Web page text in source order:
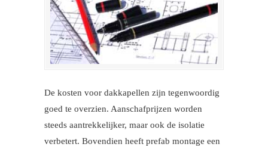
De kosten voor dakkapellen zijn tegenwoordig
goed te overzien. Aanschafprijzen worden
steeds aantrekkelijker, maar ook de isolatie
verbetert. Bovendien heeft prefab montage een